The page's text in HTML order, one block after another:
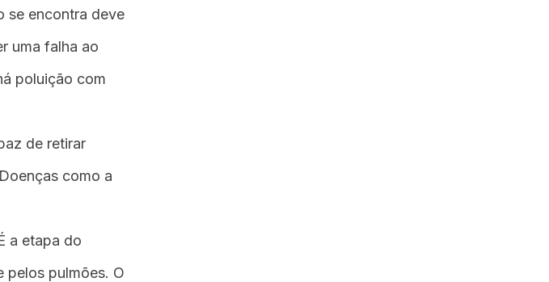
se encontra deve
uma falha ao
poluição com
de retirar
como a
a etapa do
pelos pulmões. O